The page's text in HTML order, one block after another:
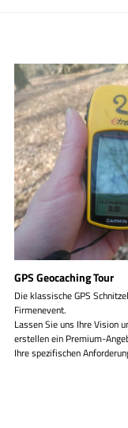
GPS Geocaching Tour
Die klassische GPS
Firmenevent.
Lassen Sie uns Ihre Vision
erstellen ein Premium-
Ihre spezifischen